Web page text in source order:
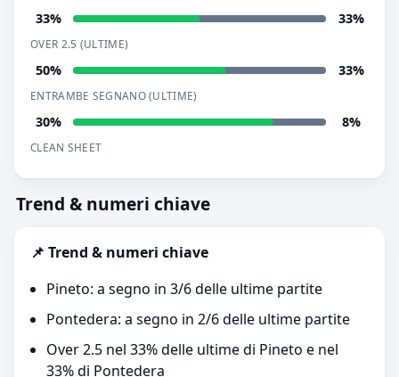
33% 33%
OVER 2.5 (ULTIME)
50% 33%
ENTRAMBE SEGNANO (ULTIME)
30% 8%
CLEAN SHEET
Trend & numeri chiave
📌 Trend & numeri chiave
Pineto: a segno in 3/6 delle ultime partite
Pontedera: a segno in 2/6 delle ultime partite
Over 2.5 nel 33% delle ultime di Pineto e nel
33% di Pontedera